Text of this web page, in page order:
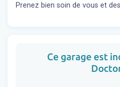
Prenez bien soin de vous et
Ce garage est